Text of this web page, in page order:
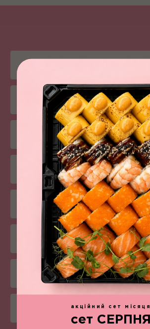
Суші
Комбо-меню
Салати
Снеки
Напої
акційний сет місяця
сет СЕРПНЯ